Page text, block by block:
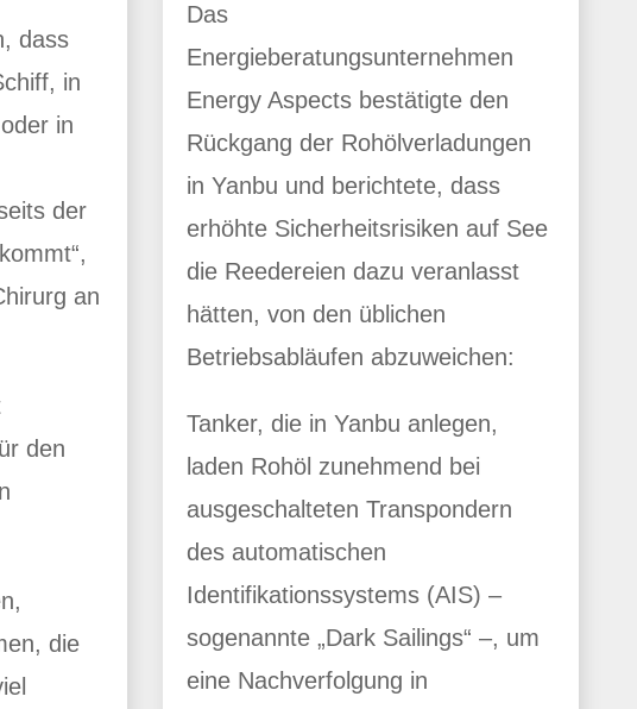
dass
in
in
der
an
den
die
Das
Energieberatungsunternehmen
Energy Aspects bestätigte den
Rückgang der Rohölverladungen
in Yanbu und berichtete, dass
erhöhte Sicherheitsrisiken auf See
die Reedereien dazu veranlasst
hätten, von den üblichen
Betriebsabläufen abzuweichen:
Tanker, die in Yanbu anlegen,
laden Rohöl zunehmend bei
ausgeschalteten Transpondern
des automatischen
Identifikationssystems (AIS) –
sogenannte „Dark Sailings“ –, um
eine Nachverfolgung in